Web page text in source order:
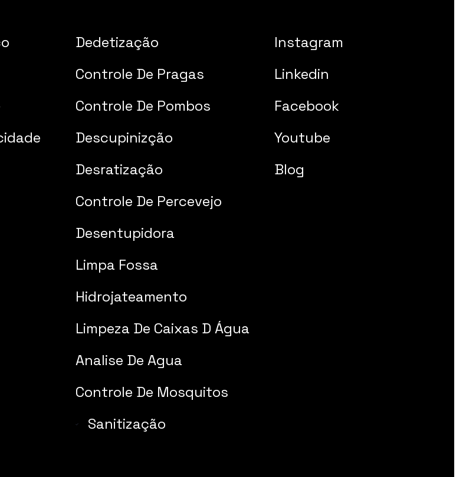
Dedetização
Controle De Pragas
Controle De Pombos
Descupinizção
Desratização
Controle De Percevejo
Desentupidora
Limpa Fossa
Hidrojateamento
Limpeza De Caixas D Água
Analise De Agua
Controle De Mosquitos
Sanitização
Instagram
Linkedin
Facebook
Youtube
Blog